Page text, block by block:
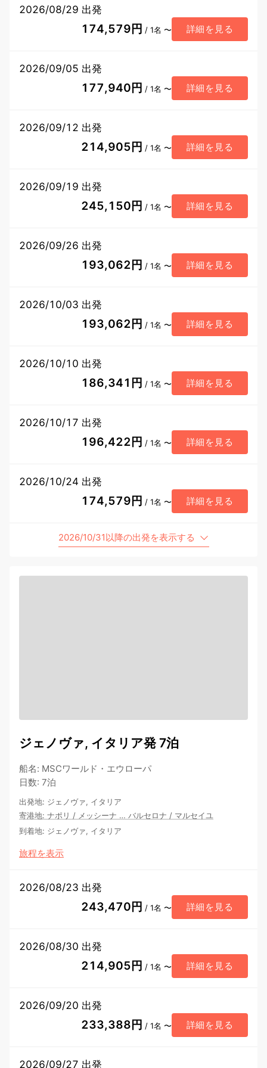
2026/08/29 出発
174,579円 / 1名 〜 詳細を見る
2026/09/05 出発
177,940円 / 1名 〜 詳細を見る
2026/09/12 出発
214,905円 / 1名 〜 詳細を見る
2026/09/19 出発
245,150円 / 1名 〜 詳細を見る
2026/09/26 出発
193,062円 / 1名 〜 詳細を見る
2026/10/03 出発
193,062円 / 1名 〜 詳細を見る
2026/10/10 出発
186,341円 / 1名 〜 詳細を見る
2026/10/17 出発
196,422円 / 1名 〜 詳細を見る
2026/10/24 出発
174,579円 / 1名 〜 詳細を見る
2026/10/31以降の出発を表示する
ジェノヴァ, イタリア発 7泊
船名: MSCワールド・エウローパ
日数: 7泊
出発地: ジェノヴァ, イタリア
寄港地: ナポリ / メッシーナ … バルセロナ / マルセイユ
到着地: ジェノヴァ, イタリア
旅程を表示
2026/08/23 出発
243,470円 / 1名 〜 詳細を見る
2026/08/30 出発
214,905円 / 1名 〜 詳細を見る
2026/09/20 出発
233,388円 / 1名 〜 詳細を見る
2026/09/27 出発